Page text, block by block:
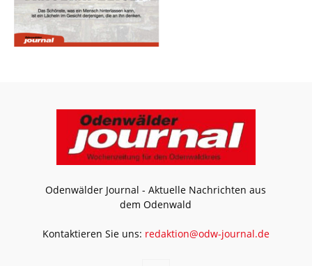
Odenwälder Journal - Aktuelle Nachrichten aus
dem Odenwald
Kontaktieren Sie uns: redaktion@odw-journal.de